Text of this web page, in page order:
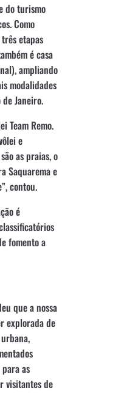
do turismo
Como
etapas
é casa
ampliando
modalidades
Janeiro.
Team Remo.
e
as praias, o
Saquarema e
contou.
é
fomento a
que a nossa
explorada de
as
visitantes de